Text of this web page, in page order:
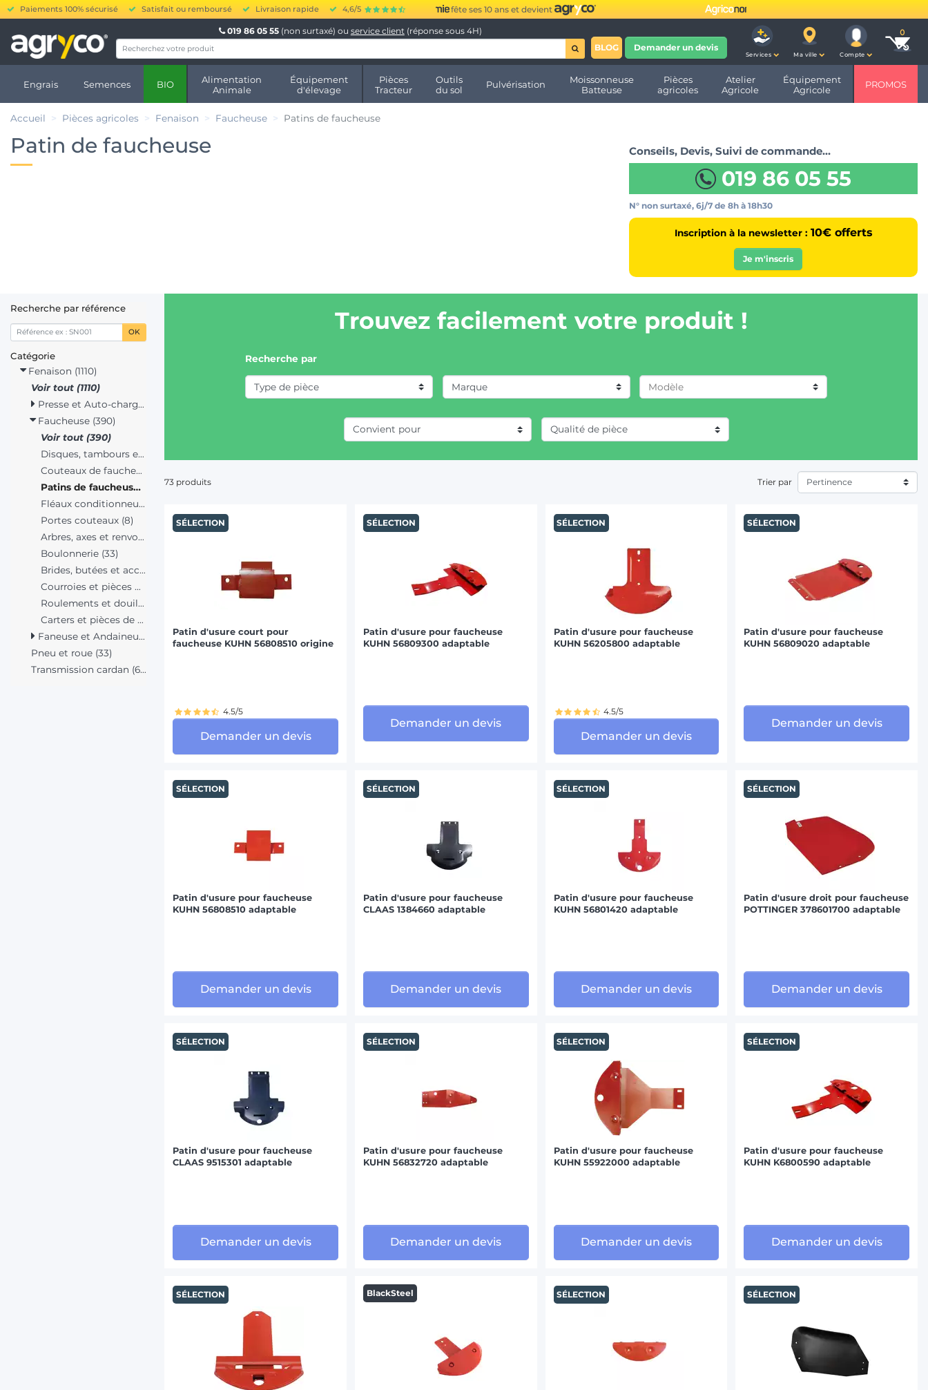
Paiements 100% sécurisé Satisfait ou remboursé Livraison rapide 4,6/5 fête ses 10 ans et devient
019 86 05 55 (non surtaxé) ou service client (réponse sous 4H)
BLOG
Demander un devis
Services Ma ville Compte
Engrais Semences BIO
Alimentation
Animale
Équipement
d'élevage
Pièces
Tracteur
Outils
du sol
Pulvérisation
Moissonneuse
Batteuse
Pièces
agricoles
Atelier
Agricole
Équipement
Agricole
PROMOS
Accueil Pièces agricoles Fenaison Faucheuse Patins de faucheuse
Patin de faucheuse Conseils, Devis, Suivi de commande…
019 86 05 55
N° non surtaxé, 6j/7 de 8h à 18h30
Inscription à la newsletter : 10€ offerts
Je m'inscris
Recherche par référence
OK
Catégorie
Fenaison (1110)
Voir tout (1110)
Presse et Auto-chargeuse (287)
Faucheuse (390)
Voir tout (390)
Disques, tambours et accessoires (24)
Couteaux de faucheuse (186)
Patins de faucheuse (73)
Fléaux conditionneur (10)
Portes couteaux (8)
Arbres, axes et renvois d'angle (2)
Boulonnerie (33)
Brides, butées et accessoires (29)
Courroies et pièces d'entraînement (11)
Roulements et douilles (25)
Carters et pièces de protection (10)
Faneuse et Andaineur (334)
Pneu et roue (33)
Transmission cardan (67)
Trouvez facilement votre produit !
Recherche par
Marque
CLAAS / RENAULT (9)
DEUTZ-FAHR (1)
LELY (1)
SIP (1)
VICON (11)
73 produits Trier par
SÉLECTION
Patin d'usure court pour
faucheuse KUHN 56808510 origine
4.5/5
Demander un devis
SÉLECTION
Patin d'usure pour faucheuse
KUHN 56809300 adaptable
Demander un devis
SÉLECTION
Patin d'usure pour faucheuse
KUHN 56205800 adaptable
4.5/5
Demander un devis
SÉLECTION
Patin d'usure pour faucheuse
KUHN 56809020 adaptable
Demander un devis
SÉLECTION
Patin d'usure pour faucheuse
KUHN 56808510 adaptable
Demander un devis
SÉLECTION
Patin d'usure pour faucheuse
CLAAS 1384660 adaptable
Demander un devis
SÉLECTION
Patin d'usure pour faucheuse
KUHN 56801420 adaptable
Demander un devis
SÉLECTION
Patin d'usure droit pour faucheuse
POTTINGER 378601700 adaptable
Demander un devis
SÉLECTION
Patin d'usure pour faucheuse
CLAAS 9515301 adaptable
Demander un devis
SÉLECTION
Patin d'usure pour faucheuse
KUHN 56832720 adaptable
Demander un devis
SÉLECTION
Patin d'usure pour faucheuse
KUHN 55922000 adaptable
Demander un devis
SÉLECTION
Patin d'usure pour faucheuse
KUHN K6800590 adaptable
Demander un devis
SÉLECTION BlackSteel SÉLECTION SÉLECTION